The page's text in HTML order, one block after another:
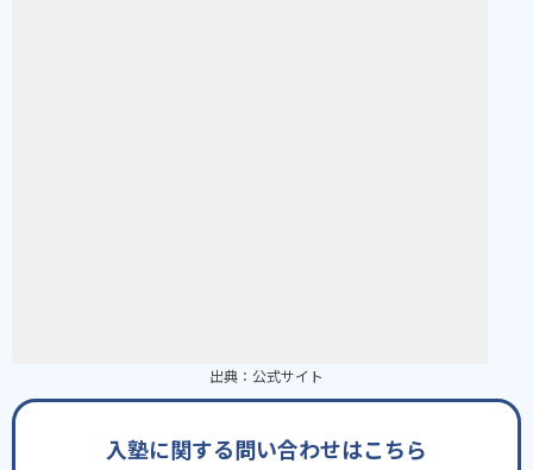
出典： 公式サイト
入塾に関する問い合わせはこちら